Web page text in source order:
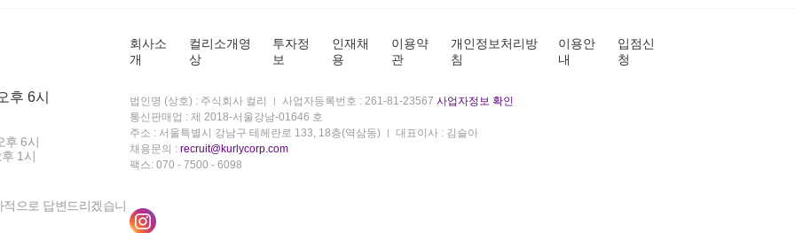
후 6시
후 6시
1시
으로 답변드리겠습니
회사소
개
컬리소개영
상
투자정
보
인재채
용
이용약
관
개인정보처리방
침
이용안
내
입점신
청
법인명 (상호) : 주식회사 컬리 사업자등록번호 : 261-81-23567 사업자정보 확인
통신판매업 : 제 2018-서울강남-01646 호
주소 : 서울특별시 강남구 테헤란로 133, 18층(역삼동)
대표이사 : 김슬아
채용문의 : recruit@kurlycorp.com
팩스: 070 - 7500 - 6098